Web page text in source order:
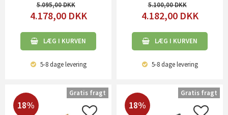
5.095,00
4.178,00 DKK
LÆG I KURVEN
5-8 dagelevering
5.100,00
4.182,00 DKK
LÆG I KURVEN
5-8 dagelevering
18%
Gratis fragt
18%
Gratis fragt